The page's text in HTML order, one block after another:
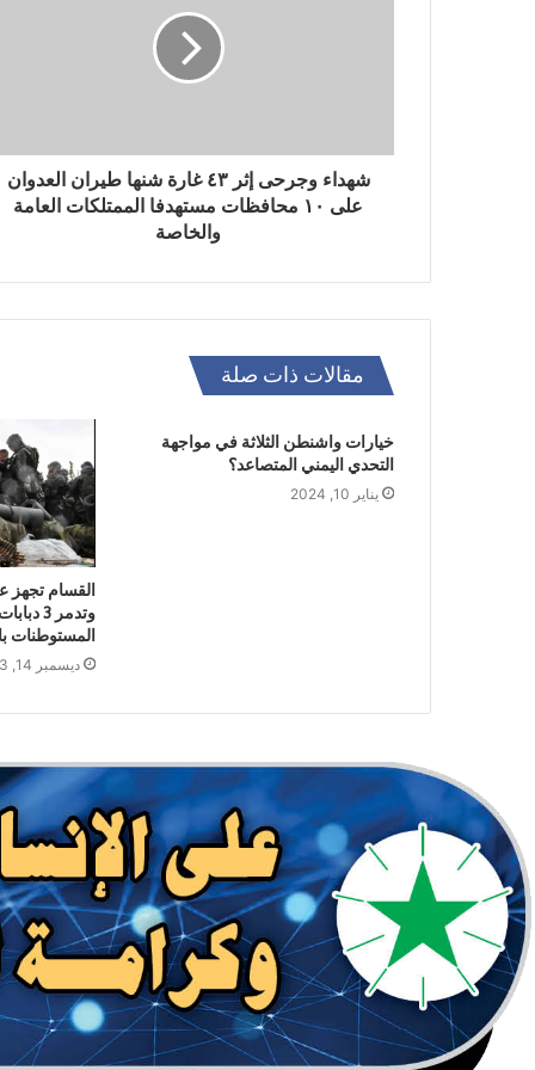
شهداء وجرحى إثر ٤٣ غارة شنها طيران العدوان
على ١٠ محافظات مستهدفا الممتلكات العامة
والخاصة
مقالات ذات صلة
خيارات واشنطن الثلاثة في مواجهة
التحدي اليمني المتصاعد؟
يناير 10, 2024
وتدمر 3
المستوطنات
ديسمبر 14, 2023